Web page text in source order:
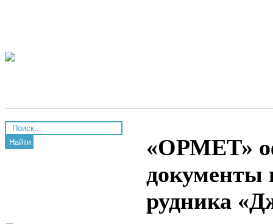
Найти
«ОРМЕТ»
документы
рудника